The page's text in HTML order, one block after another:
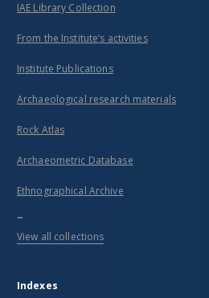
IAE Library Collection
From the Institute’s activities
Institute Publications
Archaeological research materials
Rock Atlas
Archaeometric Database
Ethnographical Archive
...
View all collections
Indexes